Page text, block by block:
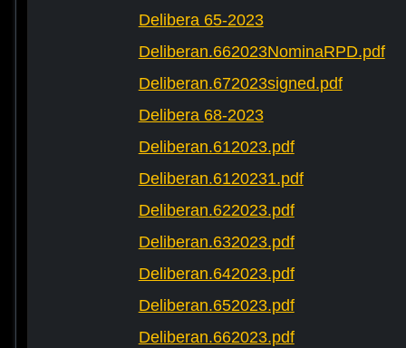
Delibera 65-2023
Deliberan.662023NominaRPD.pdf
Deliberan.672023signed.pdf
Delibera 68-2023
Deliberan.612023.pdf
Deliberan.6120231.pdf
Deliberan.622023.pdf
Deliberan.632023.pdf
Deliberan.642023.pdf
Deliberan.652023.pdf
Deliberan.662023.pdf